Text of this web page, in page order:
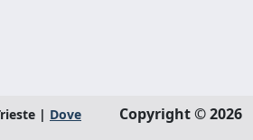
| Dove
Copyright © 2026